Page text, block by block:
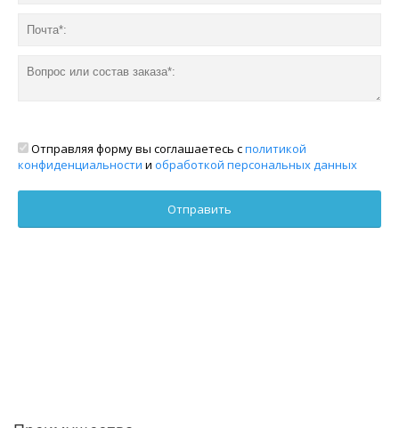
Отправляя форму вы соглашаетесь сполитикой
конфиденциальности и обработкой персональных данных